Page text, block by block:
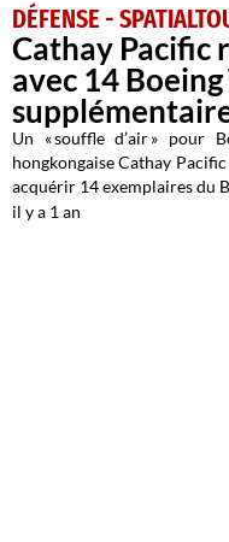
DÉFENSE - SPATIAL
Cathay Pacific
avec 14 Boeing
Un « souffle d’air » pour
hongkongaise Cathay
acquérir 14 exemplaires du
il y a 1 an